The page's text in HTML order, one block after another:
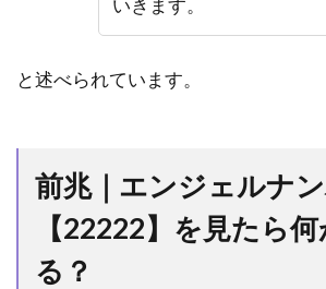
｜エンジ
ェルナン
メッセー
ジは？
ンソウル
と述べられています。
前兆｜エンジェルナ
【22222】を見たら
る？